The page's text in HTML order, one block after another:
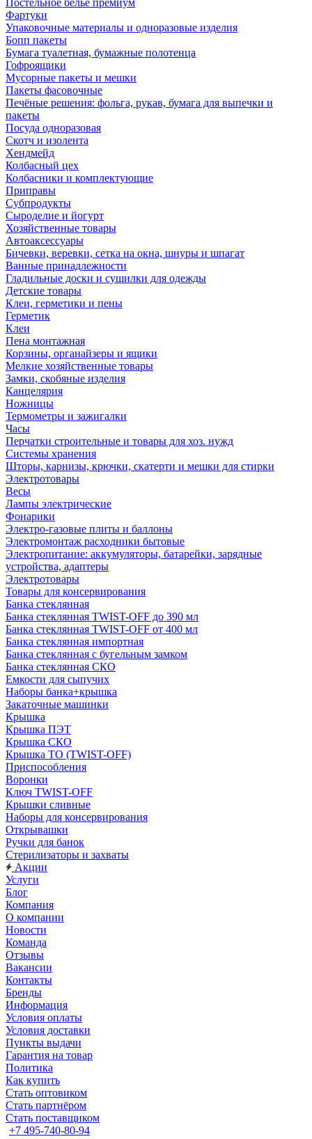
Постельное белье премиум
Фартуки
Упаковочные материалы и одноразовые изделия
Бопп пакеты
Бумага туалетная, бумажные полотенца
Гофроящики
Мусорные пакеты и мешки
Пакеты фасовочные
Печёные решения: фольга, рукав, бумага для выпечки и
пакеты
Посуда одноразовая
Скотч и изолента
Хендмейд
Колбасный цех
Колбасники и комплектующие
Приправы
Субпродукты
Сыроделие и йогурт
Хозяйственные товары
Автоаксессуары
Бичевки, веревки, сетка на окна, шнуры и шпагат
Ванные принадлежности
Гладильные доски и сушилки для одежды
Детские товары
Клеи, герметики и пены
Герметик
Клеи
Пена монтажная
Корзины, органайзеры и ящики
Мелкие хозяйственные товары
Замки, скобяные изделия
Канцелярия
Ножницы
Термометры и зажигалки
Часы
Перчатки строительные и товары для хоз. нужд
Системы хранения
Шторы, карнизы, крючки, скатерти и мешки для стирки
Электротовары
Весы
Лампы электрические
Фонарики
Электро-газовые плиты и баллоны
Электромонтаж расходники бытовые
Электропитание: аккумуляторы, батарейки, зарядные
устройства, адаптеры
Электротовары
Товары для консервирования
Банка стеклянная
Банка стеклянная TWIST-OFF до 390 мл
Банка стеклянная TWIST-OFF от 400 мл
Банка стеклянная импортная
Банка стеклянная с бугельным замком
Банка стеклянная СКО
Емкости для сыпучих
Наборы банка+крышка
Закаточные машинки
Крышка
Крышка ПЭТ
Крышка СКО
Крышка ТО (TWIST-OFF)
Приспособления
Воронки
Ключ TWIST-OFF
Крышки сливные
Наборы для консервирования
Открывашки
Ручки для банок
Стерилизаторы и захваты
Акции
Услуги
Блог
Компания
О компании
Новости
Команда
Отзывы
Вакансии
Контакты
Бренды
Информация
Условия оплаты
Условия доставки
Пункты выдачи
Гарантия на товар
Политика
Как купить
Стать оптовиком
Стать партнёром
Стать поставщиком
+7 495-740-80-94